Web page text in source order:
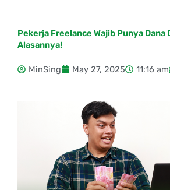
Pekerja Freelance Wajib Punya Dana
Alasannya!
MinSing May 27, 2025 11:16 am